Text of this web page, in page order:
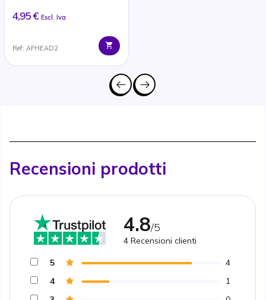
4,95 € Escl. Iva
Ref: AFHEAD2
Recensioni prodotti
4.8/5
4 Recensioni clienti
5
4
4
1